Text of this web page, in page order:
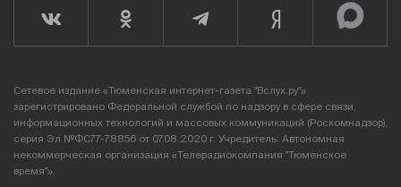
Сетевое издание «Тюменская интернет-газета "Вслух.ру"»
зарегистрировано Федеральной службой по надзору в сфере связи,
информационных технологий и массовых коммуникаций (Роскомнадзор),
серия Эл №ФС77-78856 от 07.08.2020 г. Учредитель: Автономная
некоммерческая организация «Телерадиокомпания "Тюменское
время"».